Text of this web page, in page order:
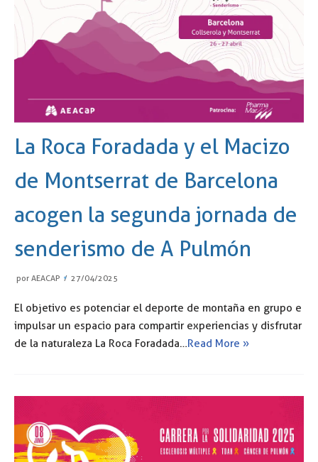
La Roca Foradada y el Macizo
de Montserrat de Barcelona
acogen la segunda jornada de
senderismo de A Pulmón
por AEACAP 27/04/2025
El objetivo es potenciar el deporte de montaña en grupo e
impulsar un espacio para compartir experiencias y disfrutar
de la naturaleza La Roca Foradada…Read More »